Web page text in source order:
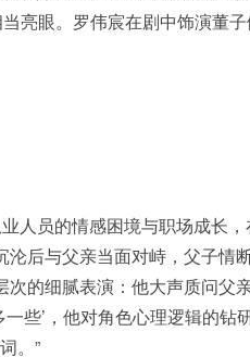
亮眼。罗伟宸在剧中饰演董
员的情感困境与职场成长
与父亲当面对峙，父子情
的细腻表演：他大声质问
些’，他对角色心理逻辑的
。”